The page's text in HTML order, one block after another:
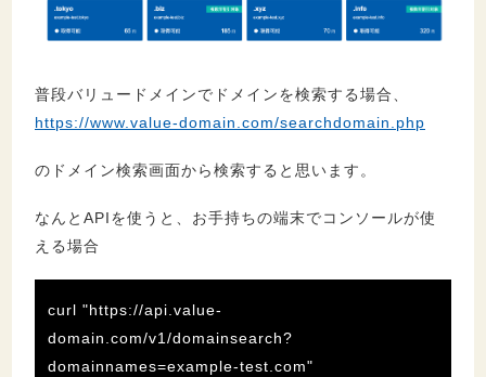
普段バリュードメインでドメインを検索する場合、
https://www.value-domain.com/searchdomain.php
のドメイン検索画面から検索すると思います。
なんとAPIを使うと、お手持ちの端末でコンソールが使
える場合
curl "https://api.value-
domain.com/v1/domainsearch?
domainnames=example-test.com"